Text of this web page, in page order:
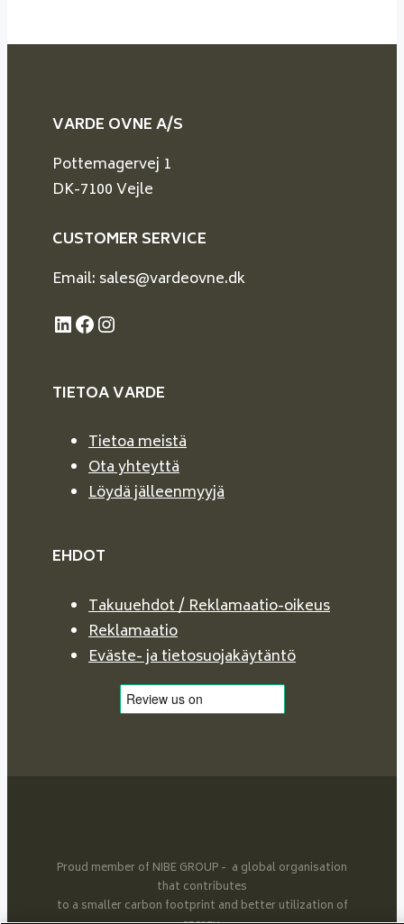
VARDE OVNE A/S
Pottemagervej 1
DK-7100 Vejle
CUSTOMER SERVICE
Email: sales@vardeovne.dk
LinkedIn
Facebook
Instagram
TIETOA VARDE
Tietoa meistä
Ota yhteyttä
Löydä jälleenmyyjä
EHDOT
Takuuehdot / Reklamaatio-oikeus
Reklamaatio
Eväste- ja tietosuojakäytäntö
Proud member of NIBE GROUP - a global organisation
that contributes
to a smaller carbon footprint and better utilization of